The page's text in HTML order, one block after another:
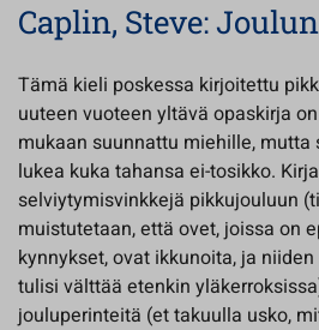
Caplin, Steve:
Tämä kieli poskessa kirjoitettu
uuteen vuoteen yltävä opaskirja
mukaan suunnattu miehille, mutta
lukea kuka tahansa ei-tosikko.
selviytymisvinkkejä pikkujouluun
muistutetaan, että ovet, joissa on
kynnykset, ovat ikkunoita, ja
tulisi välttää etenkin
jouluperinteitä (et takuulla usko,